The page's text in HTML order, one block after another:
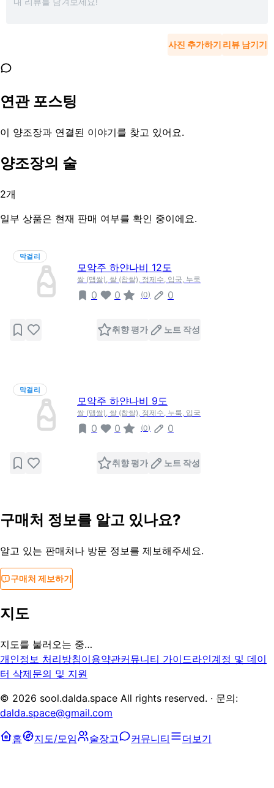
사진 추가하기 리뷰 남기기
연관 포스팅
이 양조장과 연결된 이야기를 찾고 있어요.
양조장의 술
2개
일부 상품은 현재 판매 여부를 확인 중이에요.
막걸리
모악주 하얀나비 12도
쌀 (맵쌀), 쌀 (찹쌀), 정제수, 입국, 누룩
0 0 (0) 0
취향 평가 노트 작성
막걸리
모악주 하얀나비 9도
쌀 (맵쌀), 쌀 (찹쌀), 정제수, 누룩, 입국
0 0 (0) 0
취향 평가 노트 작성
구매처 정보를 알고 있나요?
알고 있는 판매처나 방문 정보를 제보해주세요.
구매처 제보하기
지도
지도를 불러오는 중…
개인정보 처리방침이용약관커뮤니티 가이드라인계정 및 데이
터 삭제문의 및 지원
© 2026 sool.dalda.space All rights reserved. · 문의:
dalda.space@gmail.com
홈 지도/모임 술장고 커뮤니티 더보기